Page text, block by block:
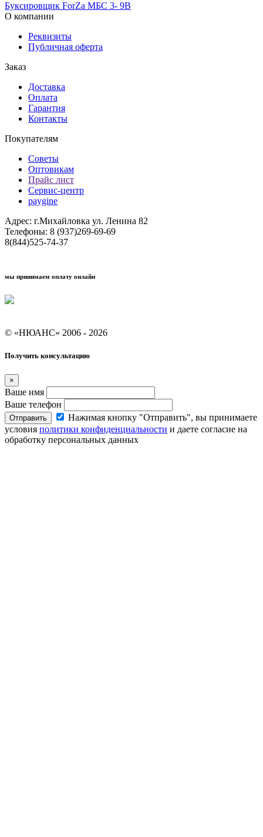
Буксировщик ForZa МБС 3- 9В
О компании
Реквизиты
Публичная оферта
Заказ
Доставка
Оплата
Гарантия
Контакты
Покупателям
Советы
Оптовикам
Прайс лист
Сервис-центр
paygine
Адрес: г.Михайловка ул. Ленина 82
Телефоны: 8 (937)269-69-69
8(844)525-74-37
мы принимаем оплату онлайн
© «НЮАНС» 2006 - 2026
Получить консультацию
×
Ваше имя
Ваше телефон
Отправить
Нажимая кнопку "Отправить", вы принимаете
условия политики конфиденциальности и даете согласие на
обработку персональных данных